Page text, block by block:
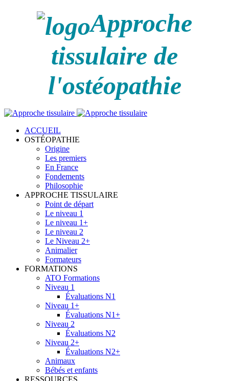
Approche
tissulaire de
l'ostéopathie
ACCUEIL
OSTÉOPATHIE
Origine
Les premiers
En France
Fondements
Philosophie
APPROCHE TISSULAIRE
Point de départ
Le niveau 1
Le niveau 1+
Le niveau 2
Le Niveau 2+
Animalier
Formateurs
FORMATIONS
ATO Formations
Niveau 1
Évaluations N1
Niveau 1+
Évaluations N1+
Niveau 2
Évaluations N2
Niveau 2+
Évaluations N2+
Animaux
Bébés et enfants
RESSOURCES